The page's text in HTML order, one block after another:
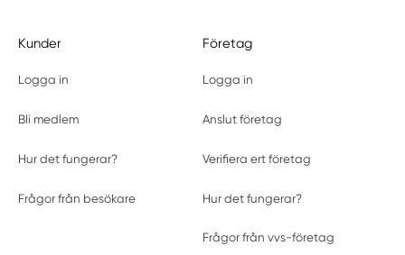
Kunder
Logga in
Bli medlem
Hur det fungerar?
Frågor från besökare
Företag
Logga in
Anslut företag
Verifiera ert företag
Hur det fungerar?
Frågor från vvs-företag